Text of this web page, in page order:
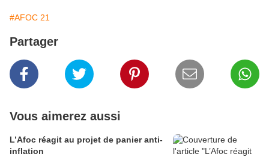
#AFOC 21
Partager
Vous aimerez aussi
L’Afoc réagit au projet de panier anti-
inflation